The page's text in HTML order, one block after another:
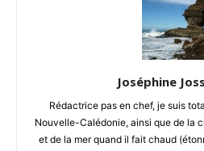
Joséphine
Rédactrice pas en chef, je suis
Nouvelle-Calédonie, ainsi que de la
et de la mer quand il fait chaud